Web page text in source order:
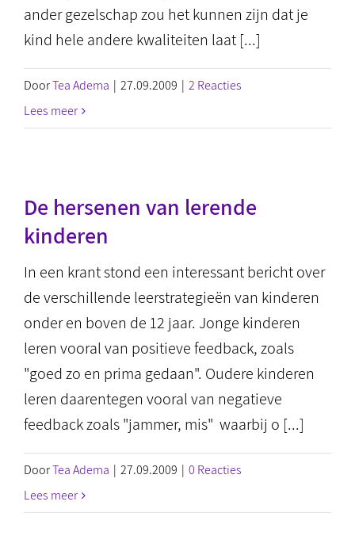
ander gezelschap zou het kunnen zijn dat je
kind hele andere kwaliteiten laat [...]
DoorTea Adema | 27.09.2009 | 2 Reacties
Lees meer
De hersenen van lerende
kinderen
In een krant stond een interessant bericht over
de verschillende leerstrategieën van kinderen
onder en boven de 12 jaar. Jonge kinderen
leren vooral van positieve feedback, zoals
"goed zo en prima gedaan". Oudere kinderen
leren daarentegen vooral van negatieve
feedback zoals "jammer, mis" waarbij o [...]
DoorTea Adema | 27.09.2009 | 0 Reacties
Lees meer